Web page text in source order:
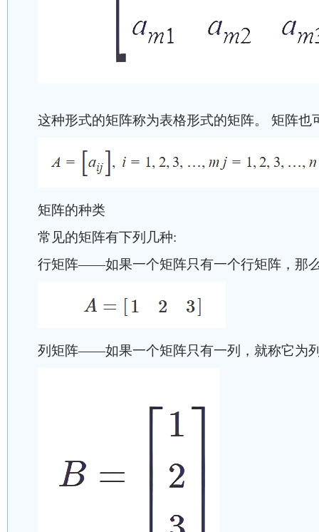
这种形式的矩阵称为表格形式的矩阵。 矩阵也
矩阵的种类
常见的矩阵有下列几种:
行矩阵——如果一个矩阵只有一个行矩阵，那
列矩阵——如果一个矩阵只有一列，就称它为